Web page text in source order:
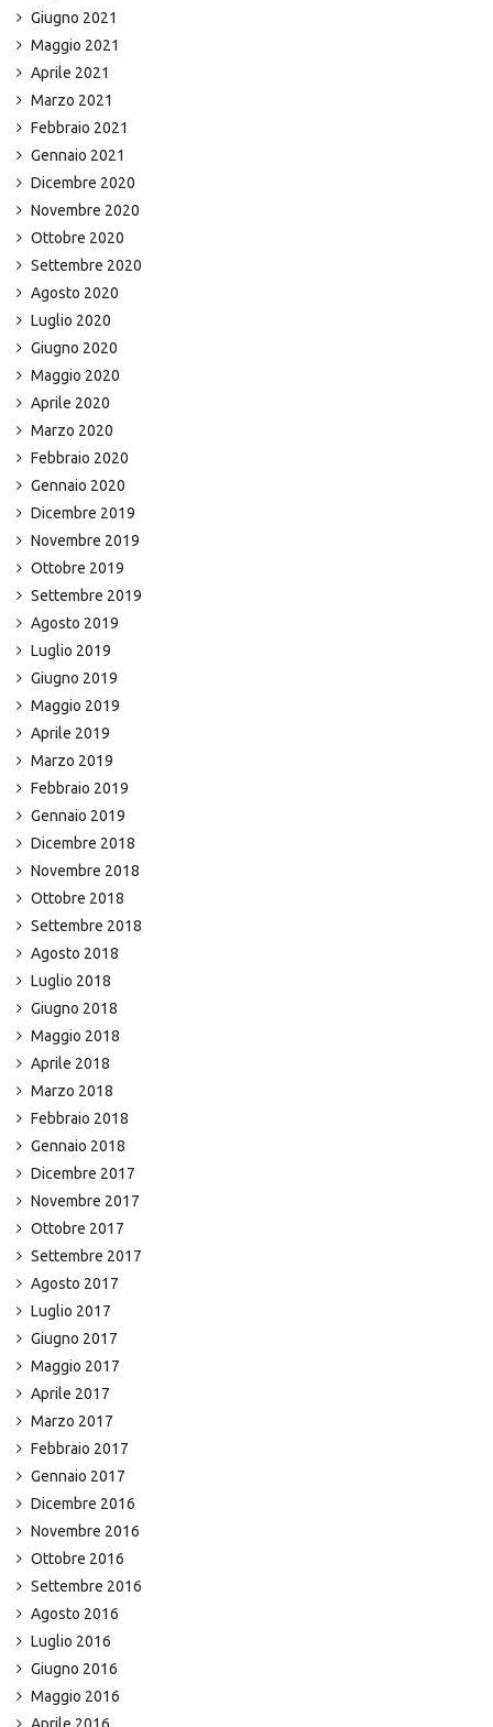
Giugno 2021
Maggio 2021
Aprile 2021
Marzo 2021
Febbraio 2021
Gennaio 2021
Dicembre 2020
Novembre 2020
Ottobre 2020
Settembre 2020
Agosto 2020
Luglio 2020
Giugno 2020
Maggio 2020
Aprile 2020
Marzo 2020
Febbraio 2020
Gennaio 2020
Dicembre 2019
Novembre 2019
Ottobre 2019
Settembre 2019
Agosto 2019
Luglio 2019
Giugno 2019
Maggio 2019
Aprile 2019
Marzo 2019
Febbraio 2019
Gennaio 2019
Dicembre 2018
Novembre 2018
Ottobre 2018
Settembre 2018
Agosto 2018
Luglio 2018
Giugno 2018
Maggio 2018
Aprile 2018
Marzo 2018
Febbraio 2018
Gennaio 2018
Dicembre 2017
Novembre 2017
Ottobre 2017
Settembre 2017
Agosto 2017
Luglio 2017
Giugno 2017
Maggio 2017
Aprile 2017
Marzo 2017
Febbraio 2017
Gennaio 2017
Dicembre 2016
Novembre 2016
Ottobre 2016
Settembre 2016
Agosto 2016
Luglio 2016
Giugno 2016
Maggio 2016